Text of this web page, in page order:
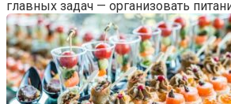
главных задач — организовать